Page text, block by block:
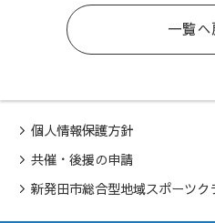
一覧へ
個人情報保護方針
共催・後援の申請
新発田市総合型地域スポーツク